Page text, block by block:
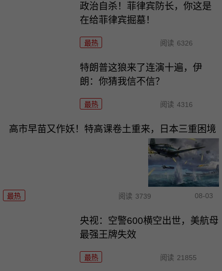
政治自杀！菲律宾防长，你这是
在给菲律宾掘墓！
最热 阅读 6326
特朗普这狼来了连演十遍，伊
朗：你猜我信不信？
最热 阅读 4316
高市早苗又作妖！特高课卷土重来，日本三重困境
最热 阅读 3739 08-03
央视：空警600横空出世，美航母
最强王牌失效
最热 阅读 21855